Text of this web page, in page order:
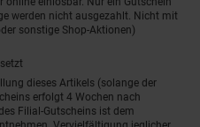
werden nicht ausgezahlt. Nicht mit
sonstige Shop-Aktionen)
dieses Artikels (solange der
erfolgt 4 Wochen nach
Filial-Gutscheins ist dem